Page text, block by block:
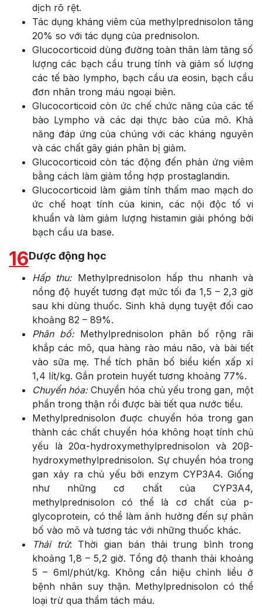
dịch rõ rệt.
Tác dụng kháng viêm của methylprednisolon tăng
20% so với tác dụng của prednisolon.
Glucocorticoid dùng đường toàn thân làm tăng số
lượng các bạch cầu trung tính và giảm số lượng
các tế bào lympho, bạch cầu ưa eosin, bạch cầu
đơn nhân trong máu ngoại biên.
Glucocorticoid còn ức chế chức năng của các tế
bào Lympho và các dại thực bào của mô. Khả
năng đáp ứng của chúng với các kháng nguyên
và các chất gây gián phân bị giảm.
Glucocorticoid còn tác động đến phản ứng viêm
bằng cách làm giảm tổng hợp prostaglandin.
Glucocorticoid làm giảm tính thấm mao mạch do
ức chế hoạt tính của kinin, các nội độc tố vi
khuẩn và làm giảm lượng histamin giải phóng bởi
bạch cầu ưa base.
16Dược động học
Hấp thu:Methylprednisolon hấp thu nhanh và
nồng độ huyết tương đạt mức tối đa 1,5 – 2,3 giờ
sau khi dùng thuốc. Sinh khả dụng tuyệt đối cao
khoảng 82 – 89%.
Phân bố:Methylprednisolon phân bố rộng rãi
khắp các mô, qua hàng rào máu não, và bài tiết
vào sữa mẹ. Thể tích phân bố biểu kiến xấp xỉ
1,4 lít/kg. Gắn protein huyết tương khoảng 77%.
Chuyển hóa:Chuyển hóa chủ yếu trong gan, một
phần trong thận rổi được bài tiết qua nước tiểu.
Methylprednisolon đuợc chuyển hóa trong gan
thành các chất chuyển hóa không hoạt tính chủ
yếu là 20α-hydroxymethylprednisolon và 20β-
hydroxymethylprednisolon. Sự chuyển hóa trong
gan xảy ra chủ yếu bởi enzym CYP3A4. Giống
như những cơ chất của CYP3A4,
methylprednisolon có thể là cơ chất của p-
glycoprotein, có thể làm ảnh hưởng đến sự phân
bố vào mô và tương tác với những thuốc khác.
Thải trừ: Thời gian bán thải trung bình trong
khoảng 1,8 – 5,2 giờ. Tổng độ thanh thải khoảng
5 – 6ml/phút/kg. Không cần hiệu chỉnh liều ở
bệnh nhân suy thận. Methylprednisolon có thể
loại trừ qua thẩm tách máu.